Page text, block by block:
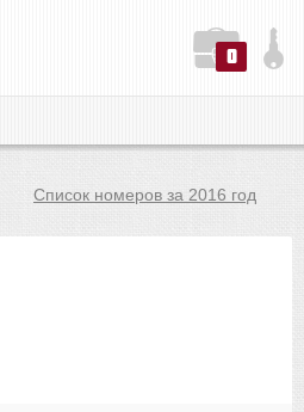
0
Список номеров за 2016 год